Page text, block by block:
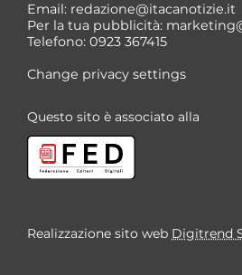
Email: redazione@itacanotizie.it
Per la tua pubblicità:
Telefono: 0923 367415
Change privacy settings
Questo sito è associato alla
Realizzazione sito web Digitrend